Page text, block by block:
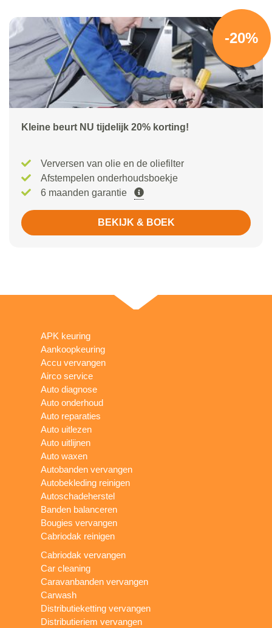
-20%
Kleine beurt NU tijdelijk 20% korting!
Verversen van olie en de oliefilter
Afstempelen onderhoudsboekje
6 maanden garantie
BEKIJK & BOEK
APK keuring
Aankoopkeuring
Accu vervangen
Airco service
Auto diagnose
Auto onderhoud
Auto reparaties
Auto uitlezen
Auto uitlijnen
Auto waxen
Autobanden vervangen
Autobekleding reinigen
Autoschadeherstel
Banden balanceren
Bougies vervangen
Cabriodak reinigen
Cabriodak vervangen
Car cleaning
Caravanbanden vervangen
Carwash
Distributieketting vervangen
Distributieriem vervangen